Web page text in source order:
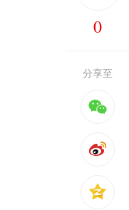
0
分享至